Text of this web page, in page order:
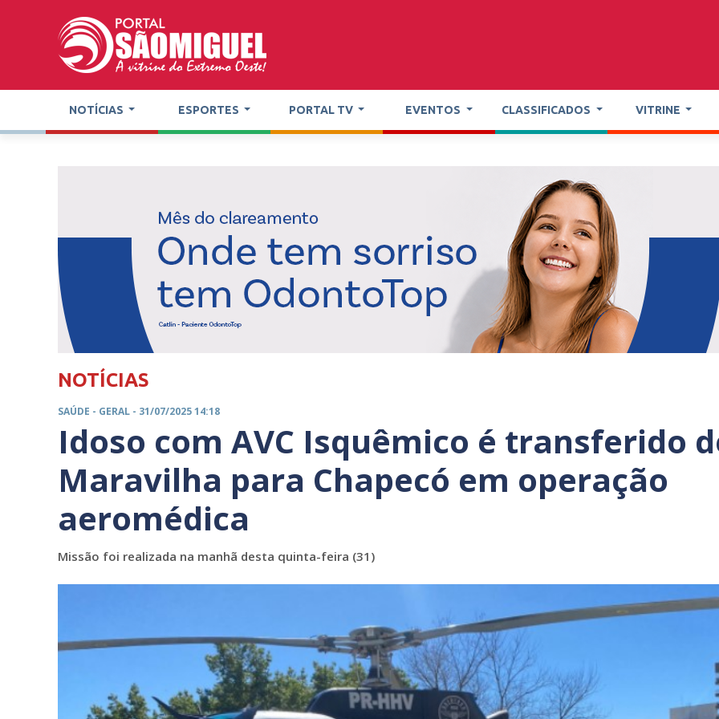
NOTÍCIAS ESPORTES PORTAL TV EVENTOS CLASSIFICADOS VITRINE
NOTÍCIAS
SAÚDE - GERAL - 31/07/2025 14:18
Idoso com AVC Isquêmico é transferido
Maravilha para Chapecó em operação
aeromédica
Missão foi realizada na manhã desta quinta-feira (31)